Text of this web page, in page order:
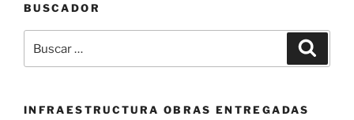
el
Junior
Levantamiento
BUSCADOR
por:
INFRAESTRUCTURA OBRAS ENTREGADAS